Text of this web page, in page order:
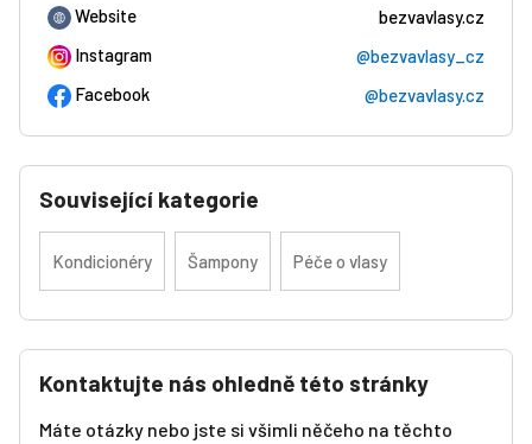
Website
bezvavlasy.cz
Instagram
@bezvavlasy_cz
Facebook
@bezvavlasy.cz
Související kategorie
Kondicionéry Šampony Péče o vlasy
Kontaktujte nás ohledně této stránky
Máte otázky nebo jste si všimli něčeho na těchto